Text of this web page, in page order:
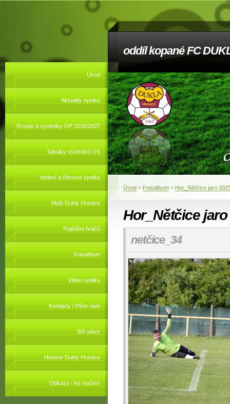
oddíl kopané FC
Úvod
Aktuality spolku
Rozpis a výsledky OP 2026/2027
Tabulky výsledků OS
Vedení a členové spolku
Muži Dukly Hranice
Pojištění hráčů
Fotoalbum
Video spolku
Kontakty / Pište nám
Síň slávy
Historie Dukly Hranice
Odkazy / ke stažení
Úvod » Fotoalbum » Hor_Nětčice jaro
Hor_Nětčice jaro
netčice_34